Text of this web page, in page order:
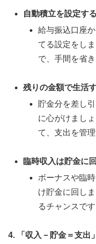
自動積立を設定す
給与振込口座
てる設定をし
で、手間を省
残りの金額で生活
貯金分を差し
に心がけまし
て、支出を管
臨時収入は貯金に
ボーナスや臨
け貯金に回し
るチャンスです
4. 「収入－貯金＝支出